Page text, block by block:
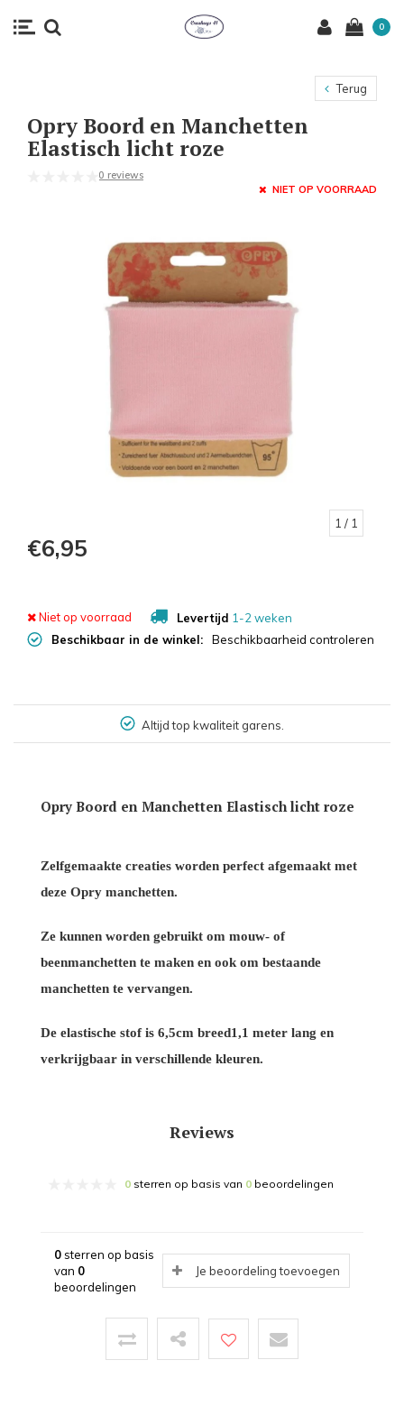
0
Terug
Opry Boord en Manchetten
Elastisch licht roze
0 reviews
NIET OP VOORRAAD
1 / 1
€6,95
Niet op voorraad Levertijd 1-2 weken
Beschikbaar in de winkel:
Beschikbaarheid controleren
Altijd top kwaliteit garens.
Opry Boord en Manchetten Elastisch licht roze
Zelfgemaakte creaties worden perfect afgemaakt met
deze Opry manchetten.
Ze kunnen worden gebruikt om mouw- of
beenmanchetten te maken en ook om bestaande
manchetten te vervangen.
De elastische stof is 6,5cm breed1,1 meter lang en
verkrijgbaar in verschillende kleuren.
Reviews
0 sterren op basis van 0 beoordelingen
0sterren op basis
van 0
beoordelingen
Je beoordeling toevoegen